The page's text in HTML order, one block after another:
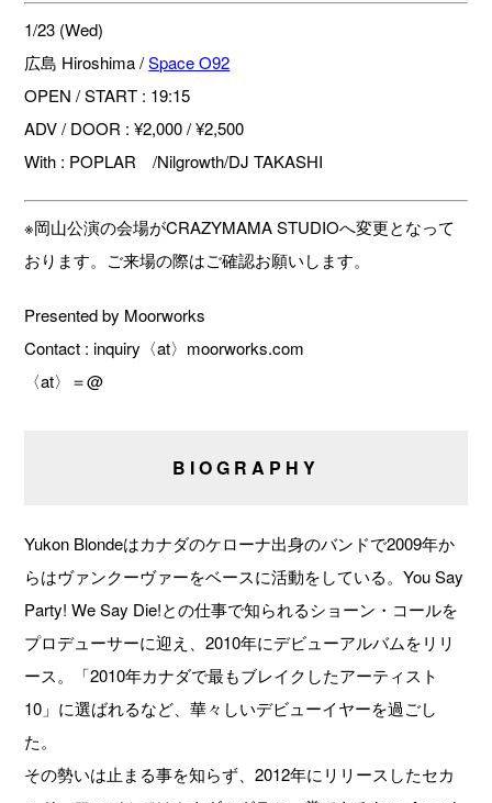
1/23 (Wed)
広島 Hiroshima /Space O92
OPEN / START : 19:15
ADV / DOOR : ¥2,000 / ¥2,500
With : POPLAR /Nilgrowth/DJ TAKASHI
※岡山公演の会場がCRAZYMAMA STUDIOへ変更となって
おります。ご来場の際はご確認お願いします。
Presented by Moorworks
Contact : inquiry〈at〉moorworks.com
〈at〉＝@
BIOGRAPHY
Yukon Blondeはカナダのケローナ出身のバンドで2009年か
らはヴァンクーヴァーをベースに活動をしている。You Say
Party! We Say Die!との仕事で知られるショーン・コールを
プロデューサーに迎え、2010年にデビューアルバムをリリ
ース。「2010年カナダで最もブレイクしたアーティスト
10」に選ばれるなど、華々しいデビューイヤーを過ごし
た。
その勢いは止まる事を知らず、2012年にリリースしたセカ